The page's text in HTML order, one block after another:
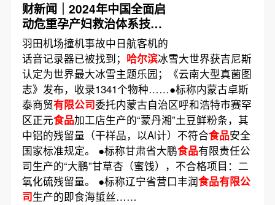
财新闻｜2024年中国全面启
动危重孕产妇救治体系技术
评估工作
羽田机场撞机事故中日航客机的
话音记录器已被找到； 哈尔滨冰雪大世界获吉尼斯
认定为世界最大冰雪主题乐园；《云南大型真菌图
志》发布，收录1341个物种……●标称内蒙古卓斯
泰商贸有限公司委托内蒙古自治区呼和浩特市赛罕
区正元食品加工店生产的“蒙丹湘”土豆鲜粉条，其
中铝的残留量（干样品，以Al计）不符合食品安全
国家标准规定。 ●标称甘肃省大鹏食品有限责任公
司生产的“大鹏”甘草杏（蜜饯），不合格项目：二
氧化硫残留量。 ●标称辽宁省营口丰润食品有限公
司生产的即食海蜇丝……